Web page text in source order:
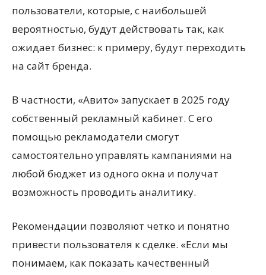
пользователи, которые, с наибольшей
вероятностью, будут действовать так, как
ожидает бизнес: к примеру, будут переходить
на сайт бренда.
В частности, «Авито» запускает в 2025 году
собственный рекламный кабинет. С его
помощью рекламодатели смогут
самостоятельно управлять кампаниями на
любой бюджет из одного окна и получат
возможность проводить аналитику.
Рекомендации позволяют четко и понятно
привести пользователя к сделке. «Если мы
понимаем, как показать качественный